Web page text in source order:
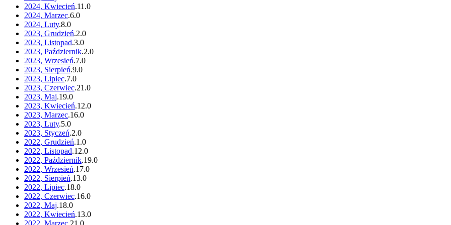
2024, Kwiecień.11 .0
2024, Marzec.6.0
2024, Luty.8.0
2023, Grudzień.2.0
2023, Listopad.3.0
2023, Październik.2.0
2023, Wrzesień.7.0
2023, Sierpień.9.0
2023, Lipiec.7.0
2023, Czerwiec.21 .0
2023, Maj.19.0
2023, Kwiecień.12.0
2023, Marzec.16.0
2023, Luty.5.0
2023, Styczeń.2.0
2022, Grudzień.1 .0
2022, Listopad.12.0
2022, Październik.19.0
2022, Wrzesień.17.0
2022, Sierpień.13.0
2022, Lipiec.18.0
2022, Czerwiec.16.0
2022, Maj.18.0
2022, Kwiecień.13.0